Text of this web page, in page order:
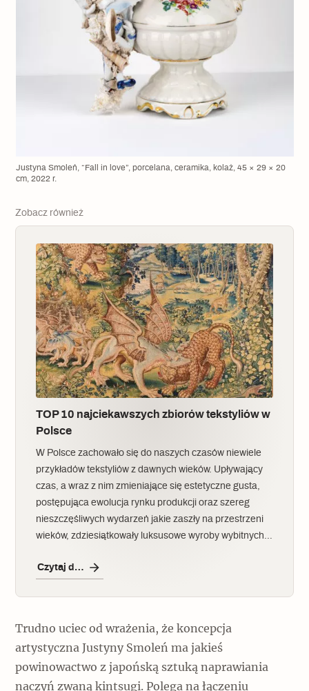
Justyna Smoleń, “Fall in love”, porcelana, ceramika, kolaż, 45 × 29 × 20
cm, 2022 r.
Zobacz również
TOP 10 najciekawszych zbiorów tekstyliów w
Polsce
W Polsce zachowało się do naszych czasów niewiele
przykładów tekstyliów z dawnych wieków. Upływający
czas, a wraz z nim zmieniające się estetyczne gusta,
postępująca ewolucja rynku produkcji oraz szereg
nieszczęśliwych wydarzeń jakie zaszły na przestrzeni
wieków, zdziesiątkowały luksusowe wyroby wybitnych…
Czytaj dalej
Trudno uciec od wrażenia, że koncepcja
artystyczna Justyny Smoleń ma jakieś
powinowactwo z japońską sztuką naprawiania
naczyń zwaną kintsugi. Polega na łączeniu